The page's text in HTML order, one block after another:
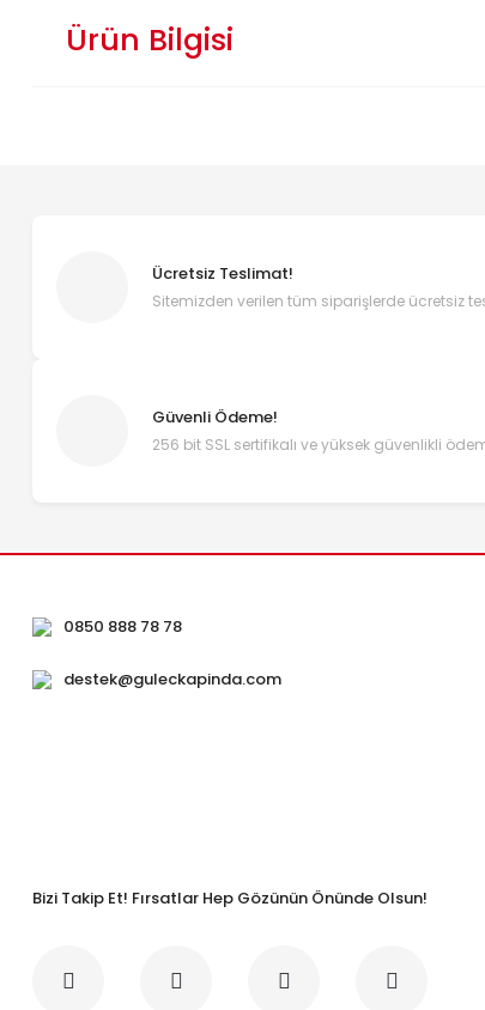
Ürün Bilgisi
Ücretsiz Teslimat!
Sitemizden verilen tüm siparişlerde ücretsiz
Güvenli Ödeme!
256 bit SSL sertifikalı ve yüksek güvenlikli
0850 888 78 78
destek@guleckapinda.com
Bizi Takip Et! Fırsatlar Hep Gözünün Önünde Olsun!